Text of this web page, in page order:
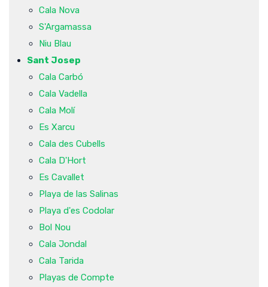
Cala Nova
S'Argamassa
Niu Blau
Sant Josep
Cala Carbó
Cala Vadella
Cala Molí
Es Xarcu
Cala des Cubells
Cala D'Hort
Es Cavallet
Playa de las Salinas
Playa d'es Codolar
Bol Nou
Cala Jondal
Cala Tarida
Playas de Compte